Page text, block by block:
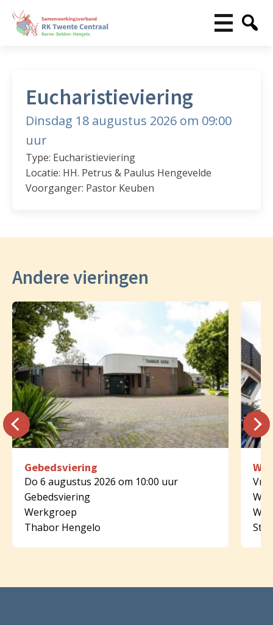
Eucharistieviering
Dinsdag 18 augustus 2026 om 09:00
uur
Type: Eucharistieviering
Locatie: HH. Petrus & Paulus Hengevelde
Voorganger: Pastor Keuben
Andere vieringen
Gebedsviering
Do 6 augustus 2026 om 10:00 uur
Gebedsviering
Werkgroep
Thabor Hengelo
Vr
St.